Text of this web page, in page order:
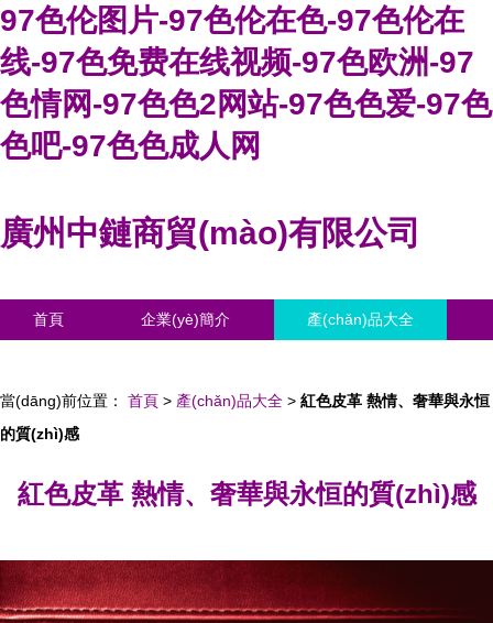
97色伦图片-97色伦在色-97色伦在
线-97色免费在线视频-97色欧洲-97
色情网-97色色2网站-97色色爱-97色
色吧-97色色成人网
廣州中鏈商貿(mào)有限公司
首頁 企業(yè)簡介 產(chǎn)品大全
當(dāng)前位置： 首頁 > 產(chǎn)品大全 > 紅色皮革 熱情、奢華與永恒
的質(zhì)感
紅色皮革 熱情、奢華與永恒的質(zhì)感